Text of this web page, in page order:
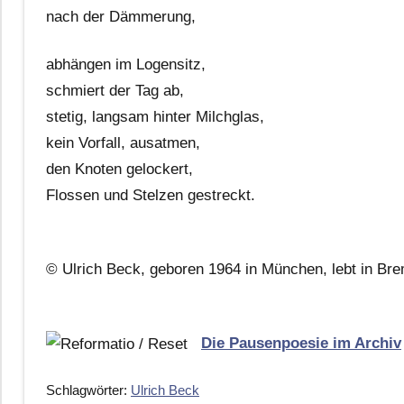
nach der Dämmerung,
abhängen im Logensitz,
schmiert der Tag ab,
stetig, langsam hinter Milchglas,
kein Vorfall, ausatmen,
den Knoten gelockert,
Flossen und Stelzen gestreckt.
© Ulrich Beck, geboren 1964 in München, lebt in
Die Pausenpoesie im Archiv
Schlagwörter: Ulrich Beck